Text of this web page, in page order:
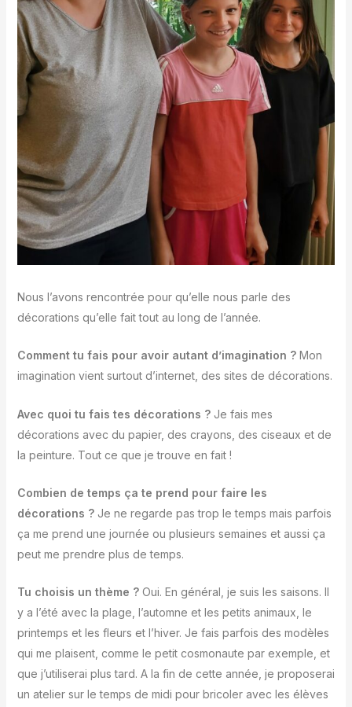
Nous l’avons rencontrée pour qu’elle nous parle des
décorations qu’elle fait tout au long de l’année.
Comment tu fais pour avoir autant d’imagination ?Mon
imagination vient surtout d’internet, des sites de décorations.
Avec quoi tu fais tes décorations ?Je fais mes
décorations avec du papier, des crayons, des ciseaux et de
la peinture. Tout ce que je trouve en fait !
Combien de temps ça te prend pour faire les
décorations ?Je ne regarde pas trop le temps mais parfois
ça me prend une journée ou plusieurs semaines et aussi ça
peut me prendre plus de temps.
Tu choisis un thème ?Oui. En général, je suis les saisons. Il
y a l’été avec la plage, l’automne et les petits animaux, le
printemps et les fleurs et l’hiver. Je fais parfois des modèles
qui me plaisent, comme le petit cosmonaute par exemple, et
que j’utiliserai plus tard. A la fin de cette année, je proposerai
un atelier sur le temps de midi pour bricoler avec les élèves